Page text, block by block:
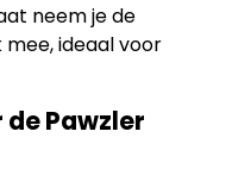
neem je de
mee, ideaal voor
Pawzler